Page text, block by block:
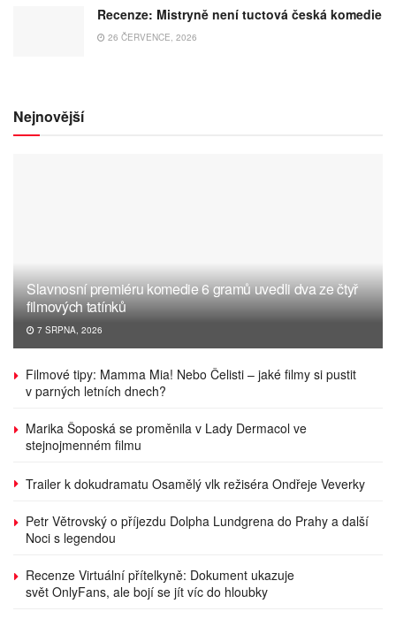
Recenze: Mistryně není tuctová česká komedie
26 ČERVENCE, 2026
Nejnovější
Slavnosní premiéru komedie 6 gramů uvedli dva ze čtyř
filmových tatínků
7 SRPNA, 2026
Filmové tipy: Mamma Mia! Nebo Čelisti – jaké filmy si pustit
v parných letních dnech?
Marika Šoposká se proměnila v Lady Dermacol ve
stejnojmenném filmu
Trailer k dokudramatu Osamělý vlk režiséra Ondřeje Veverky
Petr Větrovský o příjezdu Dolpha Lundgrena do Prahy a další
Noci s legendou
Recenze Virtuální přítelkyně: Dokument ukazuje
svět OnlyFans, ale bojí se jít víc do hloubky